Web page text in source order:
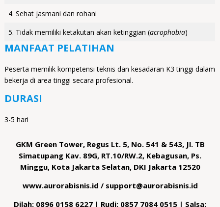
4. Sehat jasmani dan rohani
5. Tidak memiliki ketakutan akan ketinggian (acrophobia)
MANFAAT PELATIHAN
Peserta memilik kompetensi teknis dan kesadaran K3 tinggi dalam
bekerja di area tinggi secara profesional.
DURASI
3-5 hari
GKM Green Tower, Regus Lt. 5, No. 541 & 543, Jl. TB
Simatupang Kav. 89G, RT.10/RW.2, Kebagusan, Ps.
Minggu, Kota Jakarta Selatan, DKI Jakarta 12520
www.aurorabisnis.id / support@aurorabisnis.id
Dilah: 0896 0158 6227 | Rudi: 0857 7084 0515 | Salsa: